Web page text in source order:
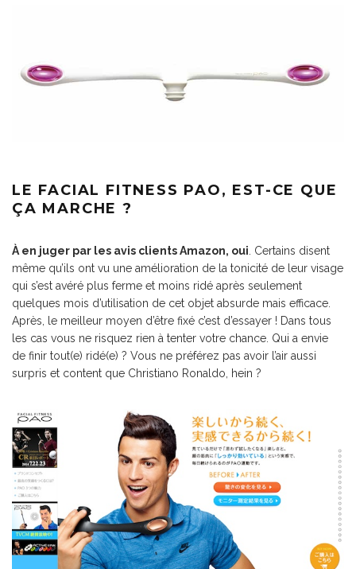
LE FACIAL FITNESS PAO, EST-CE QUE
ÇA MARCHE ?
À en juger par les avis clients Amazon, oui . Certains disent
même qu’ils ont vu une amélioration de la tonicité de leur visage
qui s’est avéré plus ferme et moins ridé après seulement
quelques mois d’utilisation de cet objet absurde mais efficace.
Après, le meilleur moyen d’être fixé c’est d’essayer ! Dans tous
les cas vous ne risquez rien à tenter votre chance. Qui a envie
de finir tout(e) ridé(e) ? Vous ne préférez pas avoir l’air aussi
surpris et content que Christiano Ronaldo, hein ?